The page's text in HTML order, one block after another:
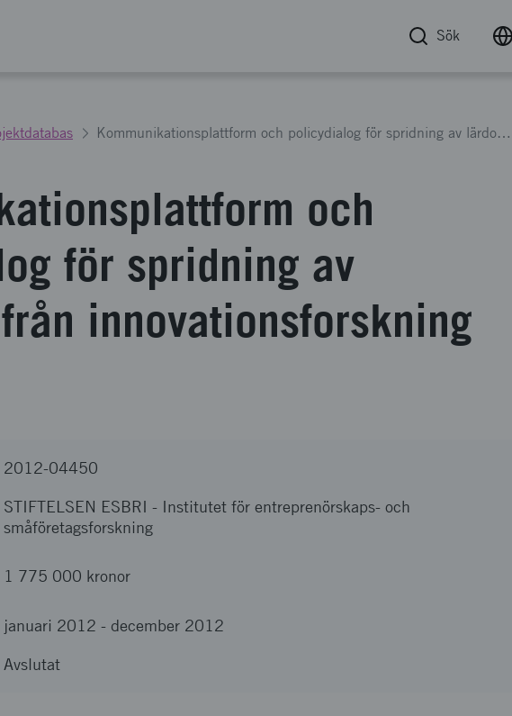
Sök
Kommunikationsplattform och policydialog för spridning av lärdomar från innovationsforskning 2012
och
för spridning av
innovationsforskning
2012-04450
STIFTELSEN ESBRI - Institutet för entreprenörskaps- och
småföretagsforskning
1 775 000 kronor
januari 2012 - december 2012
Avslutat